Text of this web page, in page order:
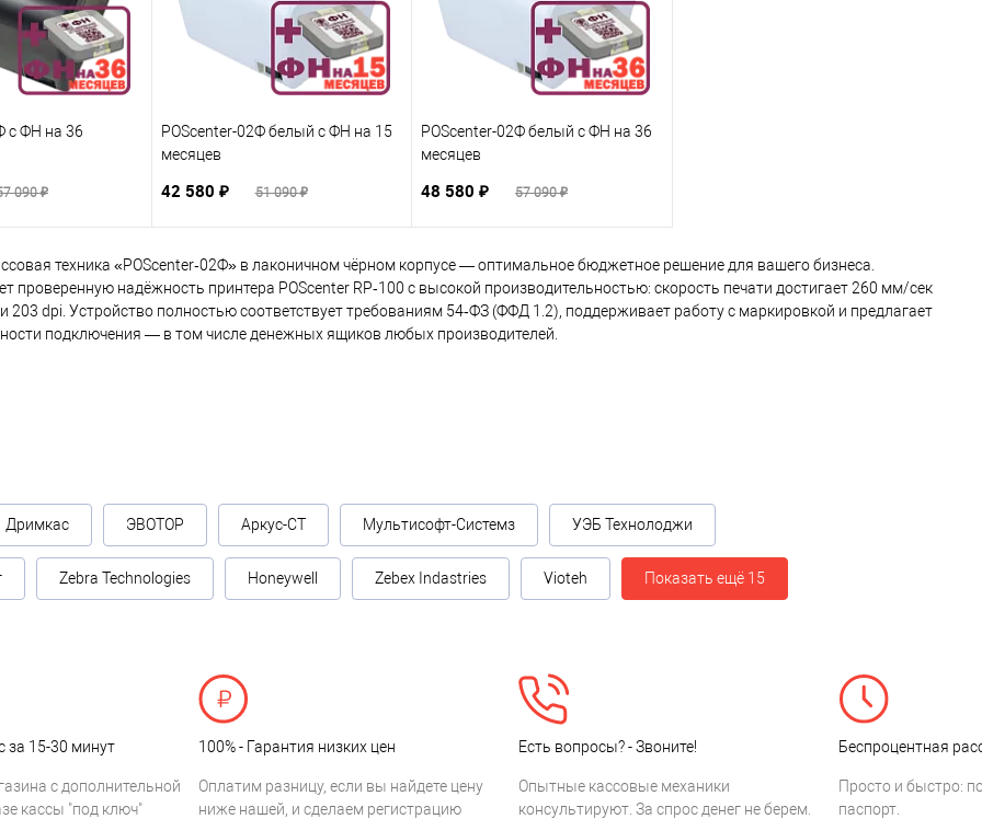
с ФН на 36
090 ₽
POScenter-02Ф белый с ФН на 15
месяцев
42 580 ₽ 51 090 ₽
POScenter-02Ф белый с ФН на 36
месяцев
48 580 ₽ 57 090 ₽
техника «POScenter‑02Ф» в лаконичном чёрном корпусе — оптимальное бюджетное решение для вашего бизнеса.
проверенную надёжность принтера POScenter RP‑100 с высокой производительностью: скорость печати достигает 260 мм/сек
203 dpi. Устройство полностью соответствует требованиям 54‑ФЗ (ФФД 1.2), поддерживает работу с маркировкой и предлагает
подключения — в том числе денежных ящиков любых производителей.
Дримкас ЭВОТОР Аркус-СТ Мультисофт-Системз УЭБ Технолоджи
Zebra Technologies Honeywell Zebex Indastries Vioteh Показать ещё 15
за 15-30 минут
с дополнительной
кассы "под ключ"
100% - Гарантия низких цен
Оплатим разницу, если вы найдете цену
ниже нашей, и сделаем регистрацию
Есть вопросы? - Звоните!
Опытные кассовые механики
консультируют. За спрос денег не берем.
Беспроцентная
Просто и быстро:
паспорт.